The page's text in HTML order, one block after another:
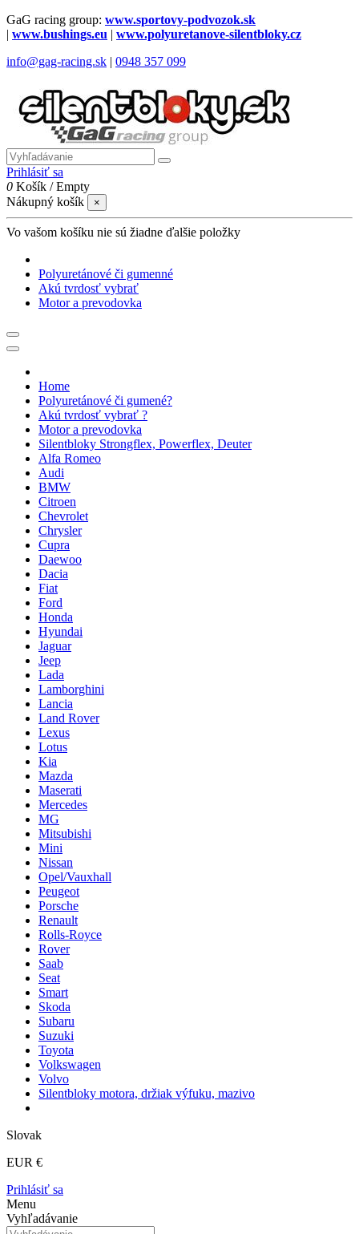
GaG racing group: www.sportovy-podvozok.sk
| www.bushings.eu | www.polyuretanove-silentbloky.cz
info@gag-racing.sk | 0948 357 099
Prihlásiť sa
0 Košík /Empty
Nákupný košík
×
Vo vašom košíku nie sú žiadne ďalšie položky
Polyuretánové či gumenné
Akú tvrdosť vybrať
Motor a prevodovka
Home
Polyuretánové či gumené?
Akú tvrdosť vybrať ?
Motor a prevodovka
Silentbloky Strongflex, Powerflex, Deuter
Alfa Romeo
Audi
BMW
Citroen
Chevrolet
Chrysler
Cupra
Daewoo
Dacia
Fiat
Ford
Honda
Hyundai
Jaguar
Jeep
Lada
Lamborghini
Lancia
Land Rover
Lexus
Lotus
Kia
Mazda
Maserati
Mercedes
MG
Mitsubishi
Mini
Nissan
Opel/Vauxhall
Peugeot
Porsche
Renault
Rolls-Royce
Rover
Saab
Seat
Smart
Skoda
Subaru
Suzuki
Toyota
Volkswagen
Volvo
Silentbloky motora, držiak výfuku, mazivo
Slovak
EUR €
Prihlásiť sa
Menu
Vyhľadávanie